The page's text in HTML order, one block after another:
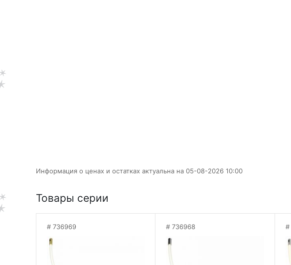
Информация о ценах и остатках актуальна на 05-08-2026 10:00
Товары серии
736969 736968